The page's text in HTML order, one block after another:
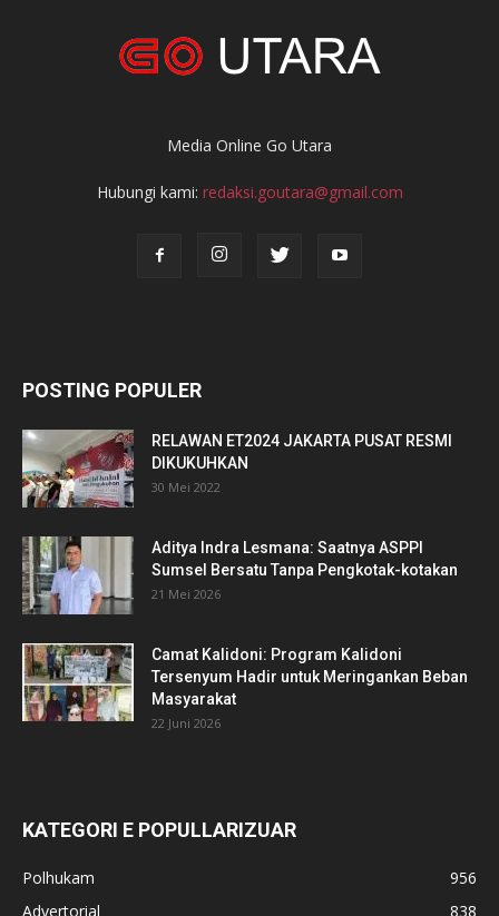
Media Online Go Utara
Hubungi kami: redaksi.goutara@gmail.com
POSTING POPULER
RELAWAN ET2024 JAKARTA PUSAT RESMI
DIKUKUHKAN
30 Mei 2022
Aditya Indra Lesmana: Saatnya ASPPI
Sumsel Bersatu Tanpa Pengkotak-kotakan
21 Mei 2026
Camat Kalidoni: Program Kalidoni
Tersenyum Hadir untuk Meringankan Beban
Masyarakat
22 Juni 2026
KATEGORI E POPULLARIZUAR
Polhukam
956
Advertorial
838